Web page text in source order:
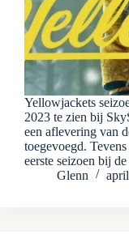
Yellowjackets
2023 te zien bij
een aflevering van
toegevoegd.
eerste seizoen bij
Glenn